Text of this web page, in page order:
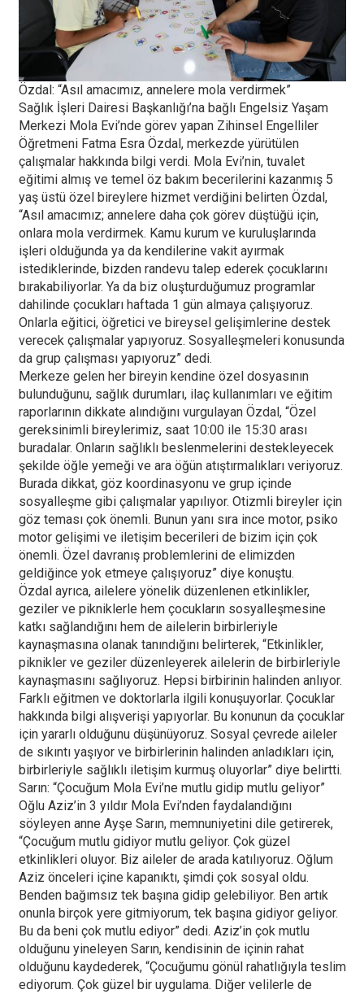
Özdal: “Asıl amacımız, annelere mola verdirmek”
Sağlık İşleri Dairesi Başkanlığı’na bağlı Engelsiz Yaşam
Merkezi Mola Evi’nde görev yapan Zihinsel Engelliler
Öğretmeni Fatma Esra Özdal, merkezde yürütülen
çalışmalar hakkında bilgi verdi. Mola Evi’nin, tuvalet
eğitimi almış ve temel öz bakım becerilerini kazanmış 5
yaş üstü özel bireylere hizmet verdiğini belirten Özdal,
“Asıl amacımız; annelere daha çok görev düştüğü için,
onlara mola verdirmek. Kamu kurum ve kuruluşlarında
işleri olduğunda ya da kendilerine vakit ayırmak
istediklerinde, bizden randevu talep ederek çocuklarını
bırakabiliyorlar. Ya da biz oluşturduğumuz programlar
dahilinde çocukları haftada 1 gün almaya çalışıyoruz.
Onlarla eğitici, öğretici ve bireysel gelişimlerine destek
verecek çalışmalar yapıyoruz. Sosyalleşmeleri konusunda
da grup çalışması yapıyoruz” dedi.
Merkeze gelen her bireyin kendine özel dosyasının
bulunduğunu, sağlık durumları, ilaç kullanımları ve eğitim
raporlarının dikkate alındığını vurgulayan Özdal, “Özel
gereksinimli bireylerimiz, saat 10:00 ile 15:30 arası
buradalar. Onların sağlıklı beslenmelerini destekleyecek
şekilde öğle yemeği ve ara öğün atıştırmalıkları veriyoruz.
Burada dikkat, göz koordinasyonu ve grup içinde
sosyalleşme gibi çalışmalar yapılıyor. Otizmli bireyler için
göz teması çok önemli. Bunun yanı sıra ince motor, psiko
motor gelişimi ve iletişim becerileri de bizim için çok
önemli. Özel davranış problemlerini de elimizden
geldiğince yok etmeye çalışıyoruz” diye konuştu.
Özdal ayrıca, ailelere yönelik düzenlenen etkinlikler,
geziler ve pikniklerle hem çocukların sosyalleşmesine
katkı sağlandığını hem de ailelerin birbirleriyle
kaynaşmasına olanak tanındığını belirterek, “Etkinlikler,
piknikler ve geziler düzenleyerek ailelerin de birbirleriyle
kaynaşmasını sağlıyoruz. Hepsi birbirinin halinden anlıyor.
Farklı eğitmen ve doktorlarla ilgili konuşuyorlar. Çocuklar
hakkında bilgi alışverişi yapıyorlar. Bu konunun da çocuklar
için yararlı olduğunu düşünüyoruz. Sosyal çevrede aileler
de sıkıntı yaşıyor ve birbirlerinin halinden anladıkları için,
birbirleriyle sağlıklı iletişim kurmuş oluyorlar” diye belirtti.
Sarın: “Çocuğum Mola Evi’ne mutlu gidip mutlu geliyor”
Oğlu Aziz’in 3 yıldır Mola Evi’nden faydalandığını
söyleyen anne Ayşe Sarın, memnuniyetini dile getirerek,
“Çocuğum mutlu gidiyor mutlu geliyor. Çok güzel
etkinlikleri oluyor. Biz aileler de arada katılıyoruz. Oğlum
Aziz önceleri içine kapanıktı, şimdi çok sosyal oldu.
Benden bağımsız tek başına gidip gelebiliyor. Ben artık
onunla birçok yere gitmiyorum, tek başına gidiyor geliyor.
Bu da beni çok mutlu ediyor” dedi. Aziz’in çok mutlu
olduğunu yineleyen Sarın, kendisinin de içinin rahat
olduğunu kaydederek, “Çocuğumu gönül rahatlığıyla teslim
ediyorum. Çok güzel bir uygulama. Diğer velilerle de